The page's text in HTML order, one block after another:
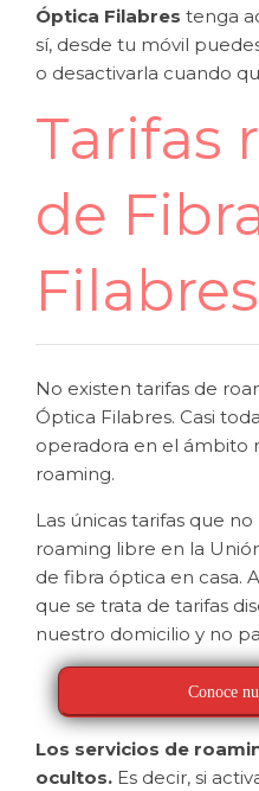
Óptica Filabres tenga
sí, desde tu móvil
o desactivarla cuando
Tarifas
de
Filabres
No existen tarifas de
Óptica Filabres. Casi
operadora en el ámbito
roaming.
Las únicas tarifas que
roaming libre en la
de fibra óptica en casa.
que se trata de tarifas
nuestro domicilio y no
Conoce
Los servicios de
ocultos. Es decir, si